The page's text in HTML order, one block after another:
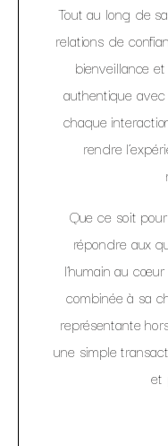
Tout au long de
relations de
bienveillance
authentique
chaque
rendre
Que ce soit
répondre aux
l’humain au
combinée à sa
représentante
une simple
et